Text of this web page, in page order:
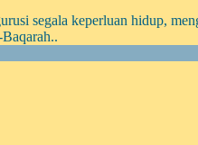
segala keperluan hidup,